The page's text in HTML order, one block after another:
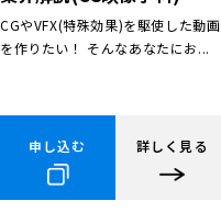
CGやVFX(特殊効果)を駆使した動画
を作りたい！ そんなあなたにお...
申し込む 詳しく見る